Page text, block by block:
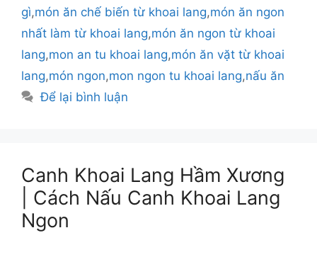
gì,món ăn chế biến từ khoai lang,món ăn ngon
nhất làm từ khoai lang,món ăn ngon từ khoai
lang,mon an tu khoai lang,món ăn vặt từ khoai
lang,món ngon,mon ngon tu khoai lang,nấu ăn
Để lại bình luận
Canh Khoai Lang Hầm Xương
| Cách Nấu Canh Khoai Lang
Ngon